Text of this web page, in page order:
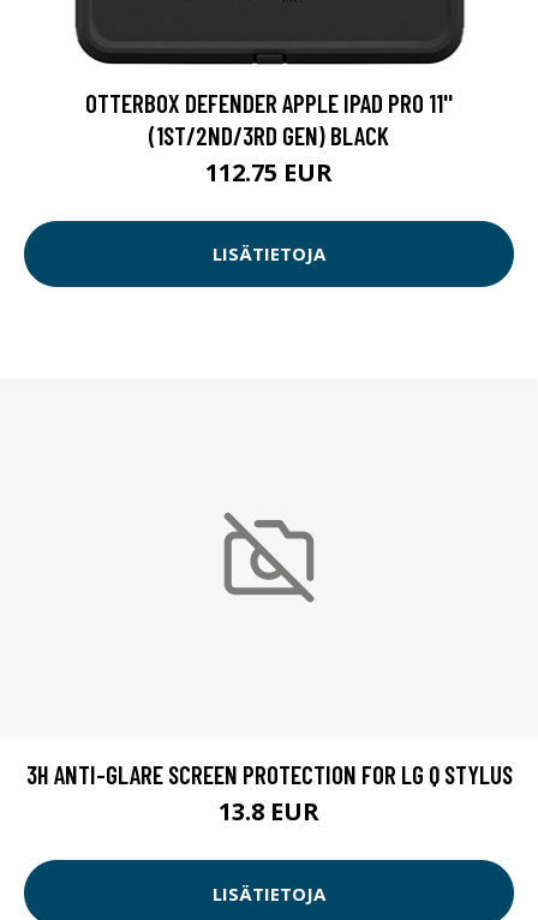
OTTERBOX DEFENDER APPLE IPAD PRO 11''
(1ST/2ND/3RD GEN) BLACK
112.75 EUR
LISÄTIETOJA
3H ANTI-GLARE SCREEN PROTECTION FOR LG Q STYLUS
13.8 EUR
LISÄTIETOJA